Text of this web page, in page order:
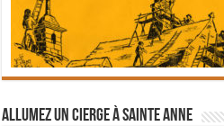
Allumez un cierge à Sainte Anne